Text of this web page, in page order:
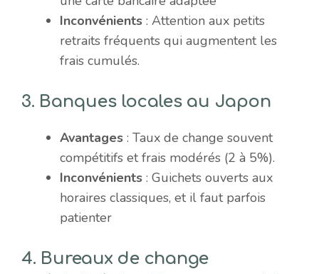
Inconvénients : Attention aux petits
retraits fréquents qui augmentent les
frais cumulés.
3. Banques locales au Japon
Avantages : Taux de change souvent
compétitifs et frais modérés (2 à 5%).
Inconvénients : Guichets ouverts aux
horaires classiques, et il faut parfois
patienter​
4. Bureaux de change